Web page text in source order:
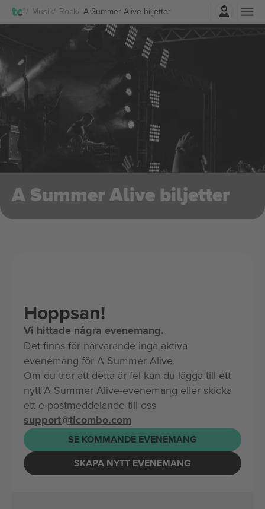
Musik Rock A Summer Alive biljetter
Logga in
A Summer Alive biljetter
Hoppsan!
Vi hittade några evenemang.
Det finns för närvarande inga aktiva
evenemang för A Summer Alive.
Om du tror att detta är fel kan du lägga till ett
nytt A Summer Alive-evenemang eller skicka
ett e-postmeddelande till oss
support@ticombo.com
SE KOMMANDE EVENEMANG
SKAPA NYTT EVENEMANG